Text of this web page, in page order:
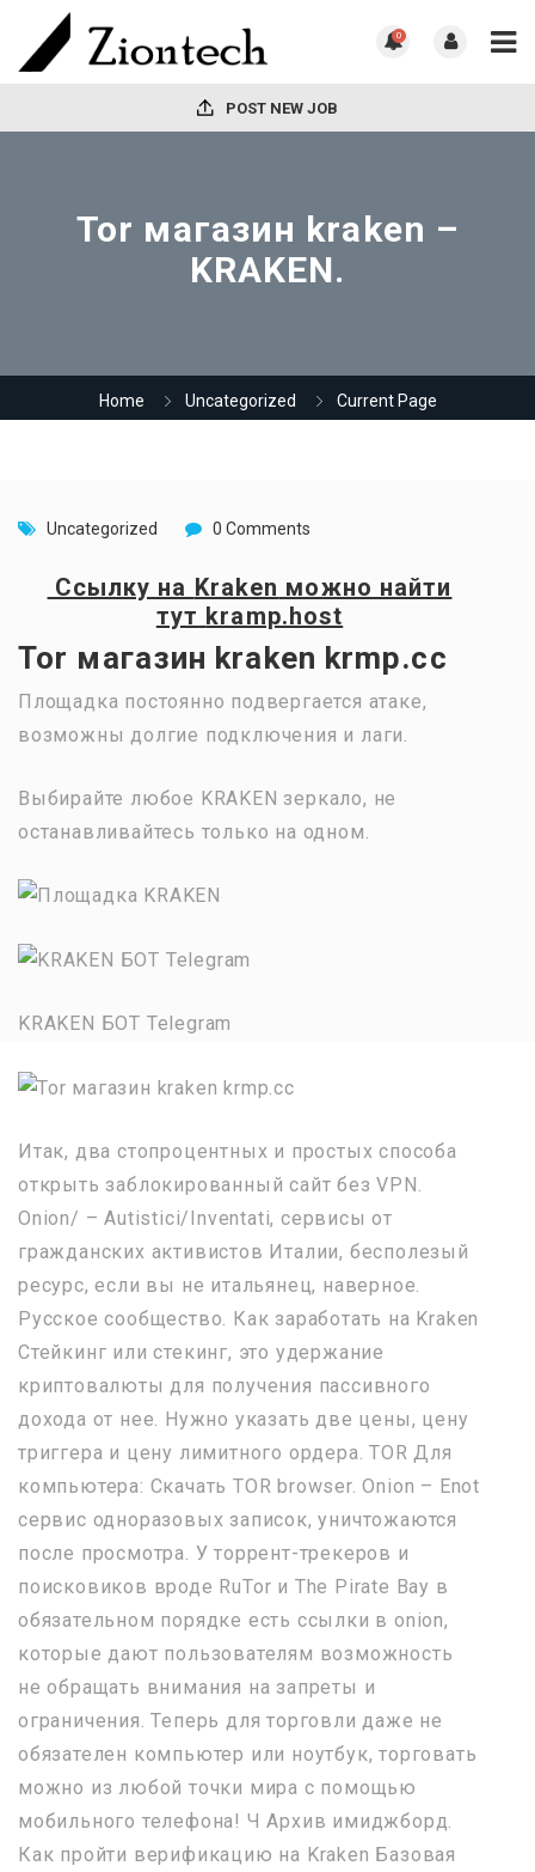
0
POST NEW JOB
Tor магазин kraken –
KRAKEN.
Home Uncategorized Current Page
Uncategorized 0 Comments
Ссылку на Kraken можно найти
тут kramp.host
Tor магазин kraken krmp.cc
Площадка постоянно подвергается атаке,
возможны долгие подключения и лаги.
Выбирайте любое KRAKEN зеркало, не
останавливайтесь только на одном.
KRAKEN БОТ Telegram
Итак, двa стопроцентных и простых способа
открыть заблокированный сайт без VPN.
Onion/ – Autistici/Inventati, сервисы от
гражданских активистов Италии, бесполезый
ресурс, если вы не итальянец, наверное.
Русское сообщество. Как заработать на Kraken
Стейкинг или стекинг, это удержание
криптовалюты для получения пассивного
дохода от нее. Нужно указать две цены, цену
триггера и цену лимитного ордера. TOR Для
компьютера: Скачать TOR browser. Onion – Enot
сервис одноразовых записок, уничтожаются
после просмотра. У торрент-трекеров и
поисковиков вроде RuTor и The Pirate Bay в
обязательном порядке есть ссылки в onion,
которые дают пользователям возможность
не обращать внимания на запреты и
ограничения. Теперь для торговли даже не
обязателен компьютер или ноутбук, торговать
можно из любой точки мира с помощью
мобильного телефона! Ч Архив имиджборд.
Как пройти верификацию на Kraken Базовая